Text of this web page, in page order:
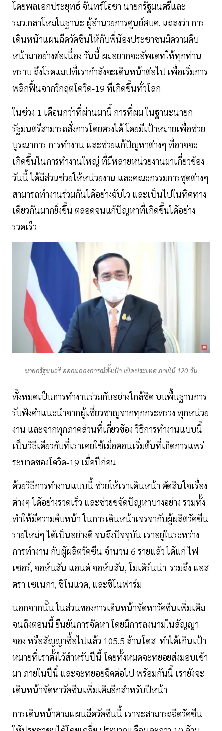
โดยพลเอกประยุทธ์ จันทร์โอชา นายกรัฐมนตรีและ
รมว.กลาโหมในฐานะ ผู้อำนวยการศูนย์ศบค. แถลงว่า การ
เดินหน้าแผนฉีดวัคซีนให้กับพี่น้องประชาชนมีความคืบ
หน้ามาอย่างต่อเนื่อง วันนี้ ผมอยากจะอัพเดทให้ทุกท่าน
ทราบ ถึงโรดแมปที่เรากำลังจะเดินหน้าต่อไป เพื่อเริ่มการ
พลิกฟื้นจากวิกฤตโควิด-19 ที่เกิดขึ้นทั่วโลก
ในช่วง 1 เดือนกว่าที่ผ่านมานี้ การที่ผม ในฐานะนายก
รัฐมนตรีสามารถสั่งการโดยตรงได้ โดยมีเป้าหมายเพื่อช่วย
บูรณาการ การทำงาน และช่วยแก้ปัญหาต่างๆ ที่อาจจะ
เกิดขึ้นในการทำงานใหญ่ ที่มีหลายหน่วยงานมาเกี่ยวข้อง
วันนี้ ได้มีส่วนช่วยให้หน่วยงาน และคณะกรรมการชุดต่างๆ
สามารถทำงานร่วมกันได้อย่างฉับไว และเป็นไปในทิศทาง
เดียวกันมากยิ่งขึ้น ตลอดจนแก้ปัญหาที่เกิดขึ้นได้อย่าง
รวดเร็ว
นายกรัฐมนตรี ออกแถลงการณ์ตั้งเป้า เปิดประเทศ ภายใน้ 120 วัน
ทั้งหมดเป็นการทำงานร่วมกันอย่างใกล้ชิด บนพื้นฐานการ
รับฟังคำแนะนำจากผู้เชี่ยวชาญจากทุกกระทรวง ทุกหน่วย
งาน และจากทุกภาคส่วนที่เกี่ยวข้อง วิธีการทำงานแบบนี้
เป็นวิธีเดียวกับที่เราเคยใช้เมื่อตอนเริ่มต้นที่เกิดการแพร่
ระบาดของโควิด-19 เมื่อปีก่อน
ด้วยวิธีการทำงานแบบนี้ ช่วยให้เราเดินหน้า ตัดสินใจเรื่อง
ต่างๆ ได้อย่างรวดเร็ว และช่วยขจัดปัญหาบางอย่าง รวมทั้ง
ทำให้มีความคืบหน้า ในการเดินหน้าเจรจากับผู้ผลิตวัคซีน
รายใหม่ๆ ได้เป็นอย่างดี จนถึงปัจจุบัน เราอยู่ในระหว่าง
การทำงาน กับผู้ผลิตวัคซีน จำนวน 6 รายแล้ว ได้แก่ ไฟ
เซอร์, จอห์นสัน แอนด์ จอห์นสัน, โมเดิร์นน่า, รวมถึง แอส
ตรา เซเนกา, ซิโนแวค, และซิโนฟาร์ม
นอกจากนั้น ในส่วนของการเดินหน้าจัดหาวัคซีนเพิ่มเติม
จนถึงตอนนี้ ยืนยันการจัดหา โดยมีการลงนามในสัญญา
จอง หรือสัญญาซื้อไปแล้ว 105.5 ล้านโดส ทำได้เกินเป้า
หมายที่เราตั้งไว้สำหรับปีนี้ โดยทั้งหมดจะทยอยส่งมอบเข้า
มา ภายในปีนี้ และจะทยอยฉีดต่อไป พร้อมกันนี้ เรายังจะ
เดินหน้าจัดหาวัคซีนเพิ่มเติมอีกสำหรับปีหน้า
การเดินหน้าตามแผนฉีดวัคซีนนี้ เราจะสามารถฉีดวัคซีน